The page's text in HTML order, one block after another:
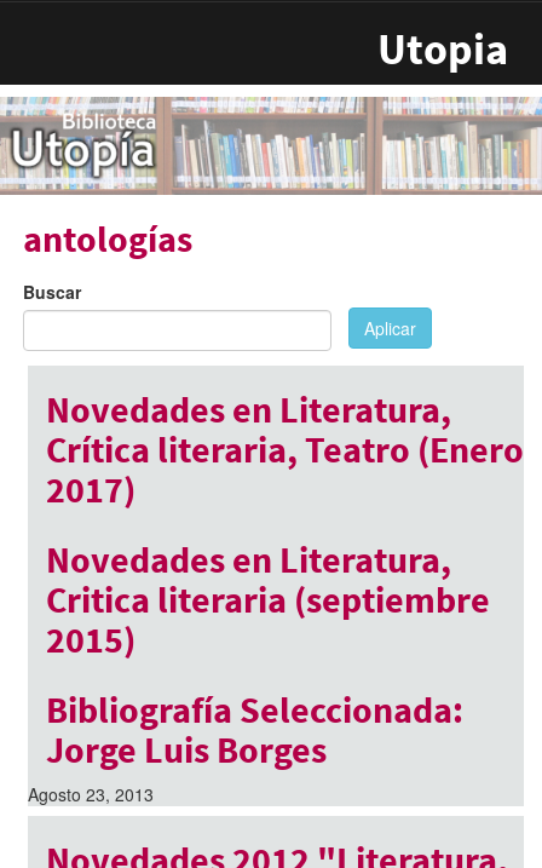
Utopia
antologías
Buscar
Aplicar
Novedades en Literatura,
Crítica literaria, Teatro (Enero
2017)
Novedades en Literatura,
Critica literaria (septiembre
2015)
Bibliografía Seleccionada:
Jorge Luis Borges
Agosto 23, 2013